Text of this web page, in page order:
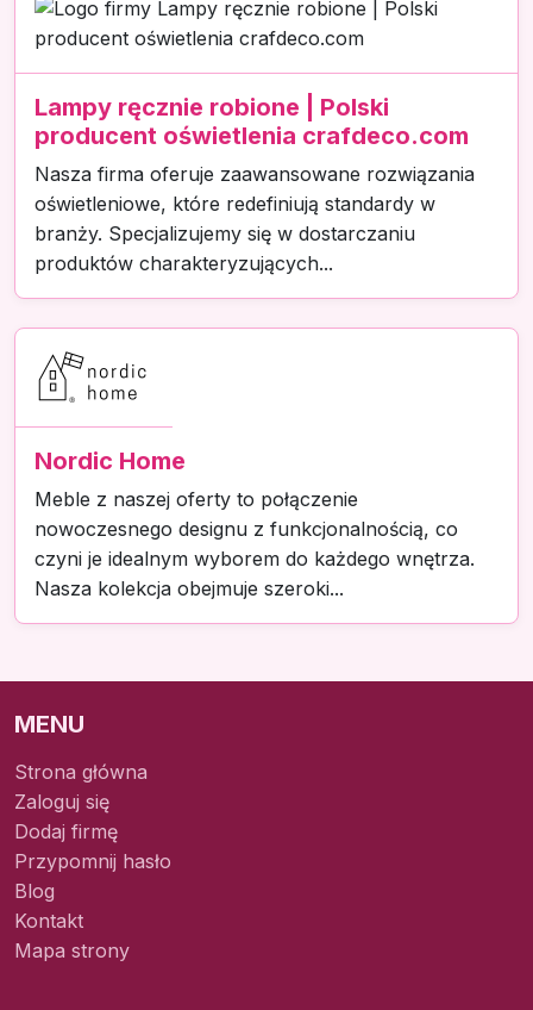
Lampy ręcznie robione | Polski
producent oświetlenia crafdeco.com
Nasza firma oferuje zaawansowane rozwiązania
oświetleniowe, które redefiniują standardy w
branży. Specjalizujemy się w dostarczaniu
produktów charakteryzujących...
Nordic Home
Meble z naszej oferty to połączenie
nowoczesnego designu z funkcjonalnością, co
czyni je idealnym wyborem do każdego wnętrza.
Nasza kolekcja obejmuje szeroki...
MENU
Strona główna
Zaloguj się
Dodaj firmę
Przypomnij hasło
Blog
Kontakt
Mapa strony